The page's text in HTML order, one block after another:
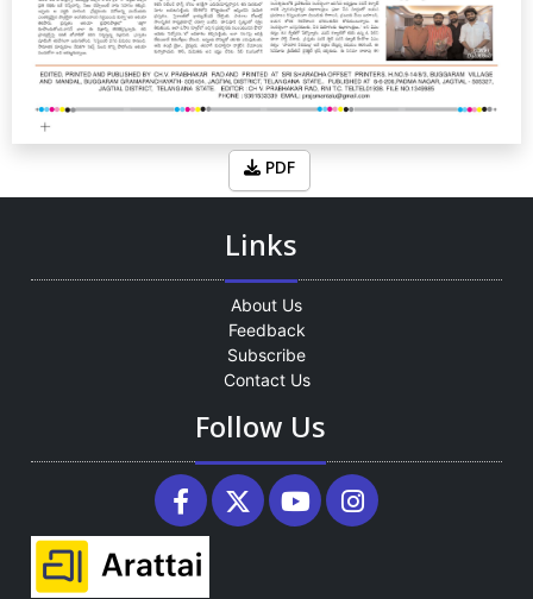
PDF
Links
About Us
Feedback
Subscribe
Contact Us
Follow Us